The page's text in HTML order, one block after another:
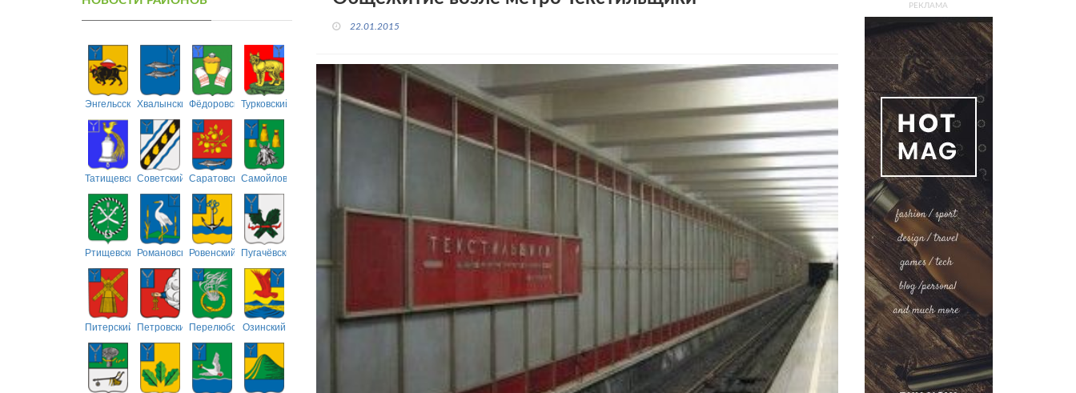
ЭнгельсскийХвалынскийФёдоровскийТурковский
ТатищевскийСоветский СаратовскийСамойловский
РтищевскийРомановскийРовенский Пугачёвский
Питерский ПетровскийПерелюбскийОзинский
22.01.2015
РЕКЛАМА